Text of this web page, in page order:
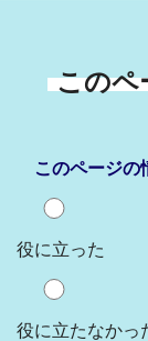
このペ
このページの
役に立った
役に立たなかっ